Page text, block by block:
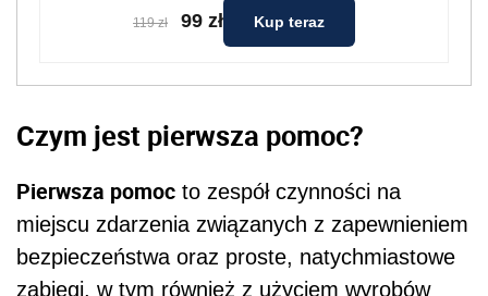
119 zł 99 zł Kup teraz
Czym jest pierwsza pomoc?
Pierwsza pomoc to zespół czynności na
miejscu zdarzenia związanych z zapewnieniem
bezpieczeństwa oraz proste, natychmiastowe
zabiegi, w tym również z użyciem wyrobów